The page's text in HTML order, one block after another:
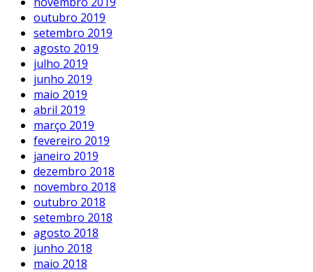
outubro 2019
setembro 2019
agosto 2019
julho 2019
junho 2019
maio 2019
abril 2019
março 2019
fevereiro 2019
janeiro 2019
dezembro 2018
novembro 2018
outubro 2018
setembro 2018
agosto 2018
junho 2018
maio 2018